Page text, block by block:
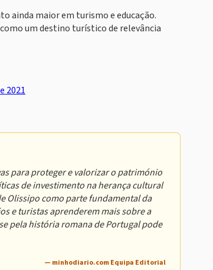
ainda maior em turismo e educação.
um destino turístico de relevância
2021
para proteger e valorizar o património
de investimento na herança cultural
Olissipo como parte fundamental da
e turistas aprenderem mais sobre a
pela história romana de Portugal pode
— minhodiario.com Equipa Editorial